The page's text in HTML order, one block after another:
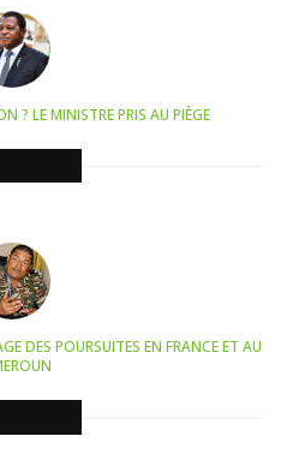
? LE MINISTRE PRIS AU PIÈGE
DES POURSUITES EN FRANCE ET AU